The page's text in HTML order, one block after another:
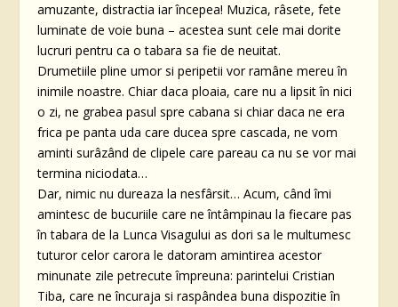
amuzante, distractia iar începea! Muzica, râsete, fete
luminate de voie buna – acestea sunt cele mai dorite
lucruri pentru ca o tabara sa fie de neuitat.
Drumetiile pline umor si peripetii vor ramâne mereu în
inimile noastre. Chiar daca ploaia, care nu a lipsit în nici
o zi, ne grabea pasul spre cabana si chiar daca ne era
frica pe panta uda care ducea spre cascada, ne vom
aminti surâzând de clipele care pareau ca nu se vor mai
termina niciodata…
Dar, nimic nu dureaza la nesfârsit… Acum, când îmi
amintesc de bucuriile care ne întâmpinau la fiecare pas
în tabara de la Lunca Visagului as dori sa le multumesc
tuturor celor carora le datoram amintirea acestor
minunate zile petrecute împreuna: parintelui Cristian
Tiba, care ne încuraja si raspândea buna dispozitie în